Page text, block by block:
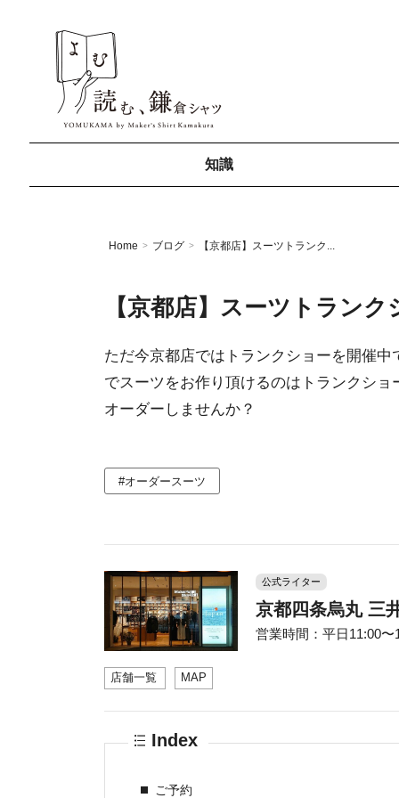
知識
Home > ブログ > 【京都店】スーツトランク...
【京都店】スーツトラン
ただ今京都店ではトランクショーを開催
でスーツをお作り頂けるのはトランクシ
オーダーしませんか？
#オーダースーツ
公式ライター
京都四条烏丸 三
営業時間：平日11:00
店舗一覧 MAP
Index
ご予約